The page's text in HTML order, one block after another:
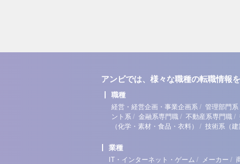
アンビでは、様々な職種の転職情報
職種
経営・経営企画・事業企画系 / 管理部門系
ント系 / 金融系専門職 / 不動産系専門職 /
（化学・素材・食品・衣料）
/ 技術系（建
業種
IT・インターネット・ゲーム / メーカー /